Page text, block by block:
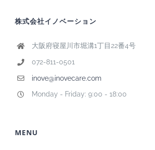
株式会社イノベーション
大阪府寝屋川市堀溝1丁目22番4号
072-811-0501
inove@inovecare.com
Monday - Friday: 9:00 - 18:00
MENU